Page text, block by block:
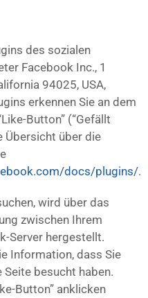
des sozialen
Facebook Inc., 1
94025, USA,
erkennen Sie an dem
Button” (“Gefällt
Übersicht über die
docs/plugins/.
wird über das
zwischen Ihrem
Server hergestellt.
Information, dass Sie
besucht haben.
Button” anklicken